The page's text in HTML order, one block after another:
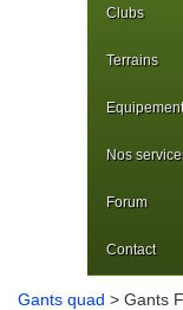
Clubs
Terrains
Equipement
Nos
Forum
Contact
Gants quad > Gants